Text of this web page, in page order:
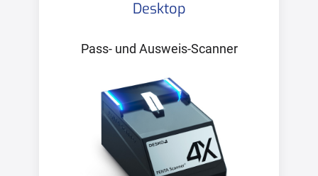
Desktop
Pass- und Ausweis-Scanner